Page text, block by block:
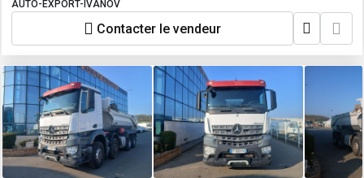
AUTO-EXPORT-IVANOV
Contacter le vendeur